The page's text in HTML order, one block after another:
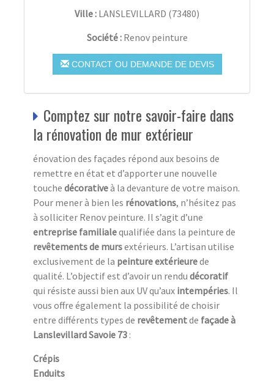
Ville : LANSLEVILLARD (73480)
Société : Renov peinture
CONTACT OU DEMANDE DE DEVIS
Comptez sur notre savoir-faire dans
la rénovation de mur extérieur
énovation des façades répond aux besoins de
remettre en état et d’apporter une nouvelle
touche décorativeà la devanture de votre maison.
Pour mener à bien les rénovations, n’hésitez pas
à solliciter Renov peinture. Il s’agit d’une
entreprise familialequalifiée dans la peinture de
revêtements de mursextérieurs. L’artisan utilise
exclusivement de la peinture extérieurede
qualité. L’objectif est d’avoir un rendu décoratif
qui résiste aussi bien aux UVqu’aux intempéries. Il
vous offre également la possibilité de choisir
entre différents types de revêtementde façade à
Lanslevillard Savoie 73 :
Crépis
Enduits